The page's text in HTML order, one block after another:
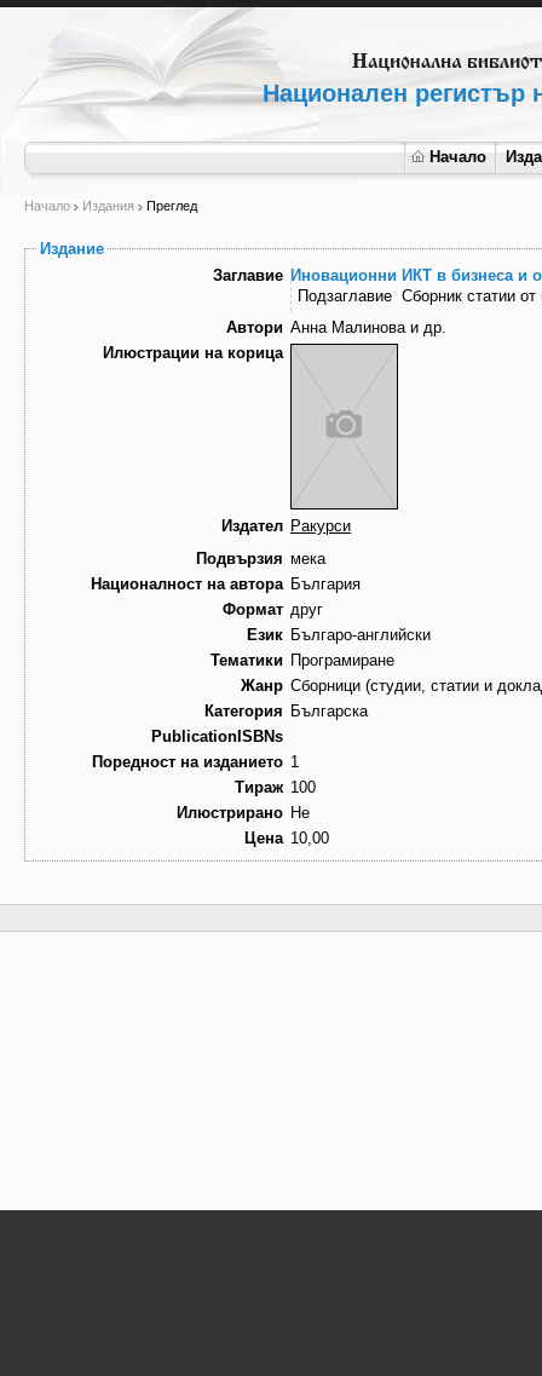
Национален регистър
Начало
Начало Издания Преглед
Издание
Заглавие Иновационни ИКТ в бизнеса и
Подзаглавие Сборник статии
Автори Анна Малинова и др.
Илюстрации на корица
Издател Ракурси
Подвързия мека
Националност на автора България
Формат друг
Език Българо-английски
Тематики Програмиране
Жанр Сборници (студии, статии и
Категория Българска
PublicationISBNs
Поредност на изданието 1
Тираж 100
Илюстрирано Не
Цена 10,00